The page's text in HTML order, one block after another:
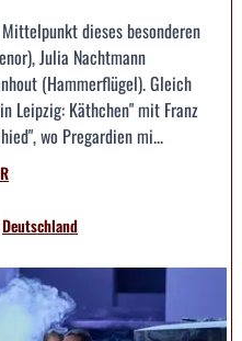
dieses besonderen
Julia Nachtmann
(Hammerflügel). Gleich
Leipzig: Käthchen" mit Franz
wo Pregardien mi...
Deutschland